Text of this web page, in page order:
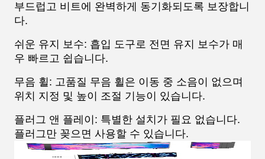
부드럽고 비트에 완벽하게 동기화되도록 보장합니
다.
쉬운 유지 보수: 흡입 도구로 전면 유지 보수가 매
우 빠르고 쉽습니다.
무음 휠: 고품질 무음 휠은 이동 중 소음이 없으며
위치 지정 및 높이 조절 기능이 있습니다.
플러그 앤 플레이: 특별한 설치가 필요 없습니다.
플러그만 꽂으면 사용할 수 있습니다.